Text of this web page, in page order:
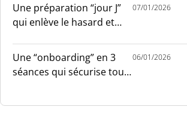
Une préparation “jour J”
qui enlève le hasard et
07/01/2026
Une “onboarding” en 3
séances qui sécurise tout
06/01/2026